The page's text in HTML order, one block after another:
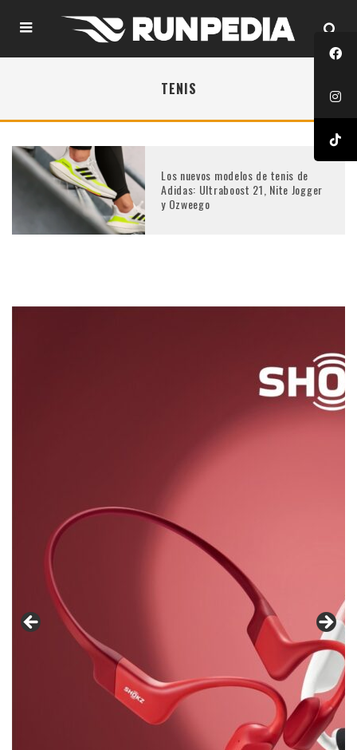
TENIS
Los nuevos modelos de tenis de
Adidas: Ultraboost 21, Nite Jogger
y Ozweego